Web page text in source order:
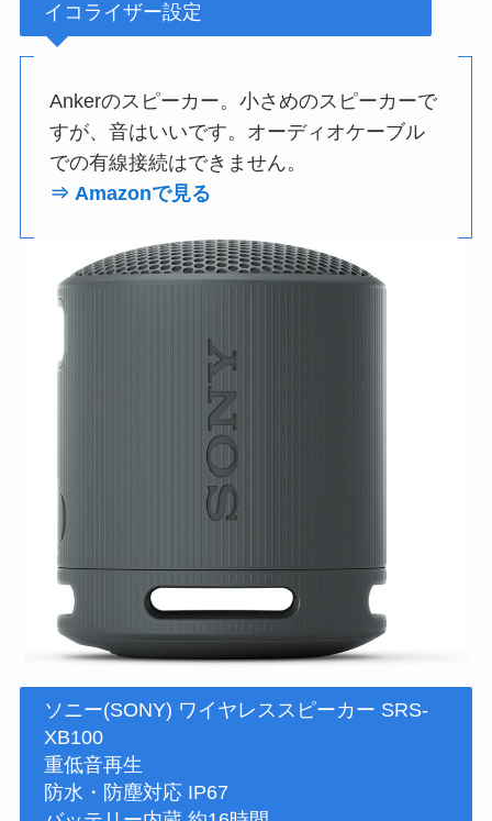
イコライザー設定
Ankerのスピーカー。小さめのスピーカーで
すが、音はいいです。オーディオケーブル
での有線接続はできません。
⇒ Amazonで見る
ソニー(SONY) ワイヤレススピーカー SRS-
XB100
重低音再生
防水・防塵対応 IP67